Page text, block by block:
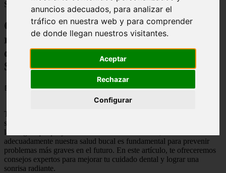
anuncios adecuados, para analizar el
tráfico en nuestra web y para comprender
de donde llegan nuestros visitantes.
Aceptar
Rechazar
Configurar
Salud dental
Consejos expertos para una sonrisa
radiante: Mejora tu cuidado dental y
disfruta de resultados sorprendentes -
Salud dental
📅 09/01/2024
Tener una sonrisa radiante es más que una cuestión estética. Una
sonrisa brillante y saludable puede influir en nuestra confianza y en
la imagen que proyectamos a los demás. Además, cuidar
adecuadamente nuestra salud bucal es fundamental para prevenir
problemas más graves en el futuro. En este artículo, te ofreceremos
consejos expertos para mejorar tu cuidado dental y lograr una
sonrisa radiante.